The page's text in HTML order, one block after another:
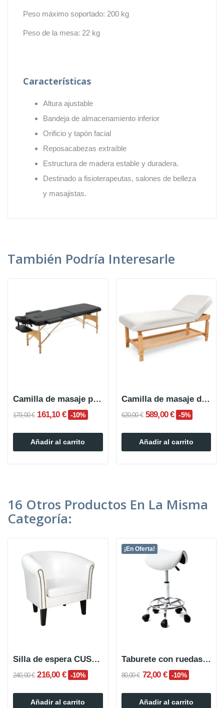
Peso máximo soportado: 200 kg
Peso de la mesa: 22 kg
Características
Altura ajustable
Bandeja de almacenamiento inferior
Orificio y tapón facial
Reposacabezas extraíble
Estructura de madera estable y duradera.
Destinado a fisioterapeutas, salones de belleza
y masajistas.
También Podría Interesarle
Camilla de masaje plegable de madera MUKA
179,00 € 161,10 € -10%
Añadir al carrito
Camilla de masaje de madera de dos niveles LEXA
620,00 € 589,00 € -5%
Añadir al carrito
16 Otros Productos En La Misma
Categoría:
Silla de espera CUSTOM de 1 plaza
240,00 € 216,00 € -10%
Añadir al carrito
¡En Oferta!
Taburete con ruedas HORSE Pony
80,00 € 72,00 € -10%
Añadir al carrito